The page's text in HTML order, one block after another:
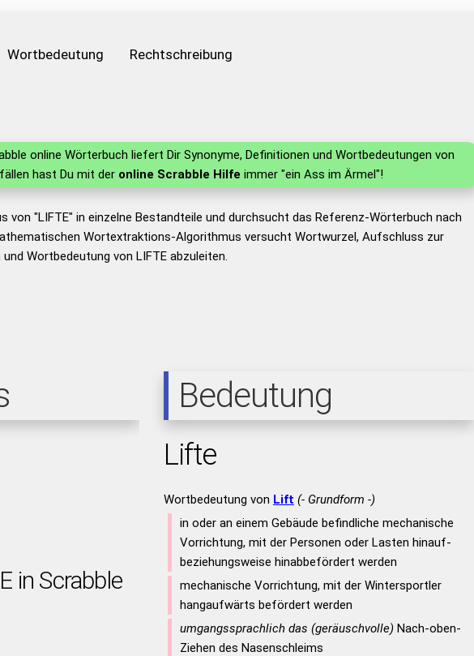
Wortbedeutung Rechtschreibung
online Wörterbuch liefert Dir Synonyme, Definitionen und Wortbedeutungen von
hast Du mit der online Scrabble Hilfe immer "ein Ass im Ärmel"!
von "LIFTE" in einzelne Bestandteile und durchsucht das Referenz-Wörterbuch nach
Wortextraktions-Algorithmus versucht Wortwurzel, Aufschluss zur
Wortbedeutung von LIFTE abzuleiten.
in Scrabble
Bedeutung
Lifte
Wortbedeutung von Lift (- Grundform -)
in oder an einem Gebäude befindliche mechanische
Vorrichtung, mit der Personen oder Lasten hinauf-
beziehungsweise hinabbefördert werden
mechanische Vorrichtung, mit der Wintersportler
hangaufwärts befördert werden
umgangssprachlich das (geräuschvolle) Nach-oben-
Ziehen des Nasenschleims